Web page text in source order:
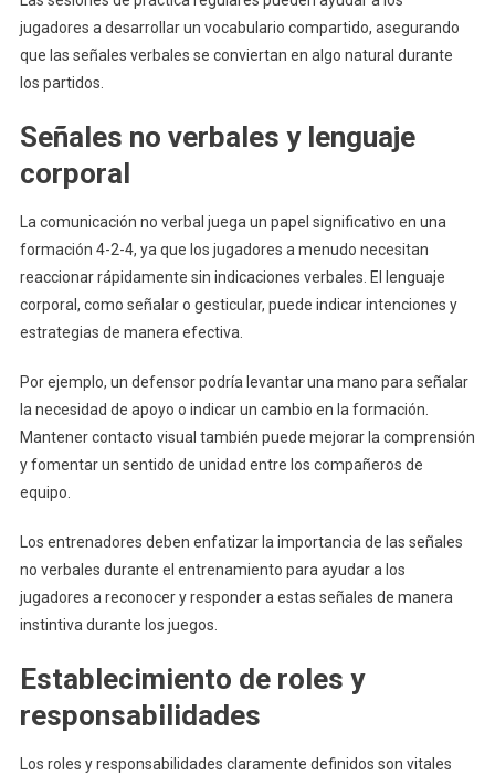
jugadores a desarrollar un vocabulario compartido, asegurando
que las señales verbales se conviertan en algo natural durante
los partidos.
Señales no verbales y lenguaje
corporal
La comunicación no verbal juega un papel significativo en una
formación 4-2-4, ya que los jugadores a menudo necesitan
reaccionar rápidamente sin indicaciones verbales. El lenguaje
corporal, como señalar o gesticular, puede indicar intenciones y
estrategias de manera efectiva.
Por ejemplo, un defensor podría levantar una mano para señalar
la necesidad de apoyo o indicar un cambio en la formación.
Mantener contacto visual también puede mejorar la comprensión
y fomentar un sentido de unidad entre los compañeros de
equipo.
Los entrenadores deben enfatizar la importancia de las señales
no verbales durante el entrenamiento para ayudar a los
jugadores a reconocer y responder a estas señales de manera
instintiva durante los juegos.
Establecimiento de roles y
responsabilidades
Los roles y responsabilidades claramente definidos son vitales